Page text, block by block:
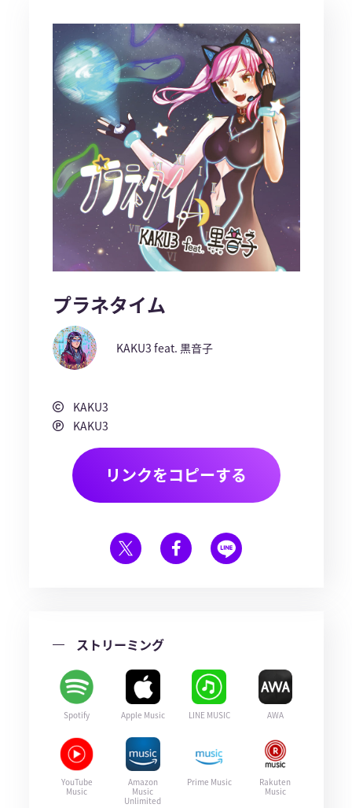
プラネタイム
KAKU3 feat. 黒音子
KAKU3
KAKU3
リンクをコピーする
ストリーミング
Spotify Apple Music LINE MUSIC AWA
YouTube
Music
Amazon
Music
Unlimited
Prime Music
Rakuten
Music